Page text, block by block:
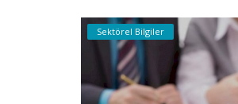
Sektörel Bilgiler